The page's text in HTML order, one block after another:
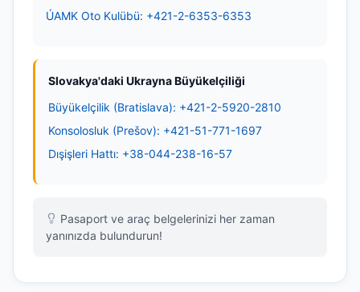
ÚAMK Oto Kulübü: +421-2-6353-6353
Slovakya'daki Ukrayna Büyükelçiliği
Büyükelçilik (Bratislava): +421-2-5920-2810
Konsolosluk (Prešov): +421-51-771-1697
Dışişleri Hattı: +38-044-238-16-57
Pasaport ve araç belgelerinizi her zaman
yanınızda bulundurun!